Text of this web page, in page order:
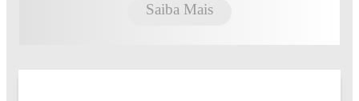
Saiba Mais